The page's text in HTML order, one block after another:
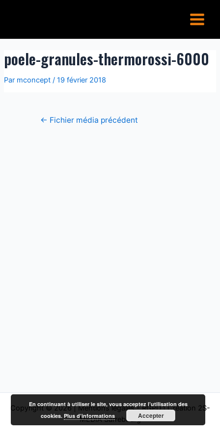
Menu
poele-granules-thermorossi-6000
Par mconcept / 19 février 2018
← Fichier média précédent
Copyright © 2026 |Mentions légales - RGPD|Création 2S-
MEDIA Sarrebourg
En continuant à utiliser le site, vous acceptez l’utilisation des
cookies.Plus d’informations Accepter